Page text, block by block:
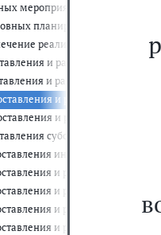
мероприятий
планируемых мерах
реализации
и распределения из
и распределения
и распределения
и распределения
субсидий из
иных межбюджетных
и распределения в
и распределения
и распределения
и распределения